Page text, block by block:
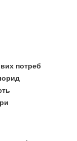
потреб